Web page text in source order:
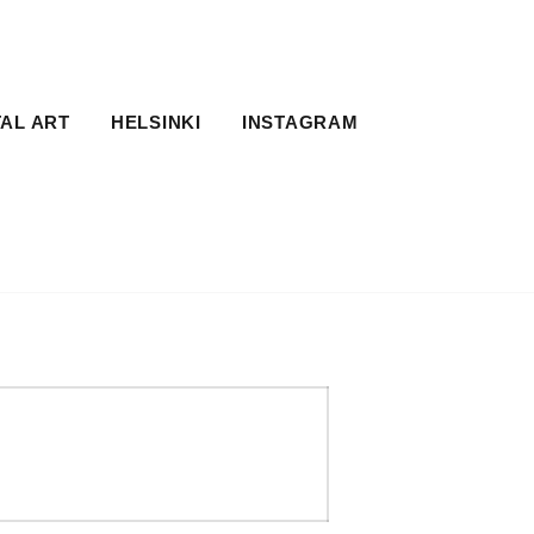
ART HELSINKI INSTAGRAM